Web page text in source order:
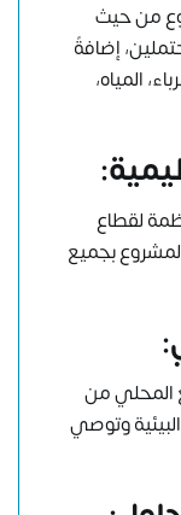
من حيث
إضافةً
المياه،
لقطاع
بجميع
المحلي من
وتوصي